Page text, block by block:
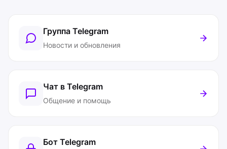
Группа Telegram
Новости и обновления
Чат в Telegram
Общение и помощь
Бот Telegram